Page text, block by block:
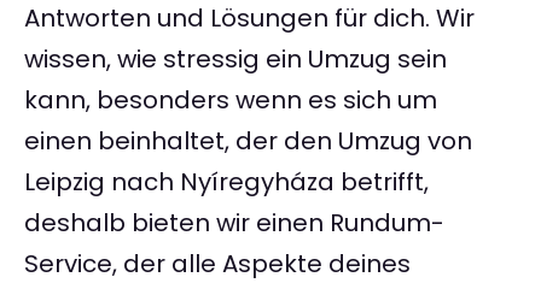
Antworten und Lösungen für dich. Wir
wissen, wie stressig ein Umzug sein
kann, besonders wenn es sich um
einen beinhaltet, der den Umzug von
Leipzig nach Nyíregyháza betrifft,
deshalb bieten wir einen Rundum-
Service, der alle Aspekte deines